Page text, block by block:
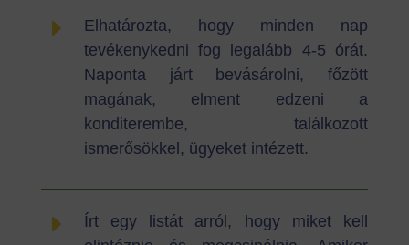
E
Elhatározta, hogy minden nap
tevékenykedni fog legalább 4-5 órát.
Naponta járt bevásárolni, főzött
magának, elment edzeni a
konditerembe, találkozott
ismerősökkel, ügyeket intézett.
E
Írt egy listát arról, hogy miket kell